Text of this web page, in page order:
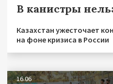
В канистры
Казахстан ужесточает
на фоне кризиса в России
16.06